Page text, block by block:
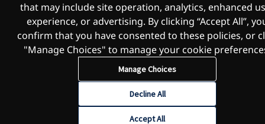
that may include site operation, analytics, enhanced
experience, or advertising. By clicking “Accept All”,
confirm that you have consented to these policies, or
"Manage Choices" to manage your cookie
Manage Choices
Accept All
Decline All